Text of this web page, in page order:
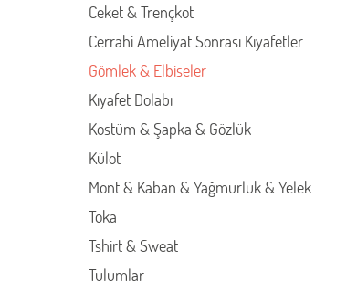
Ceket & Trençkot
Cerrahi Ameliyat Sonrası Kıyafetler
Gömlek & Elbiseler
Kıyafet Dolabı
Kostüm & Şapka & Gözlük
Külot
Mont & Kaban & Yağmurluk & Yelek
Toka
Tshirt & Sweat
Tulumlar